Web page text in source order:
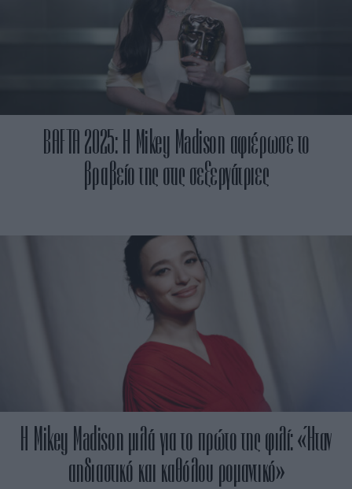
BAFTA 2025: Η Mikey Madison αφιέρωσε το
βραβείο της στις σεξεργάτριες
Η Mikey Madison μιλά για το πρώτο της φιλί: «Ήταν
αηδιαστικό και καθόλου ρομαντικό»